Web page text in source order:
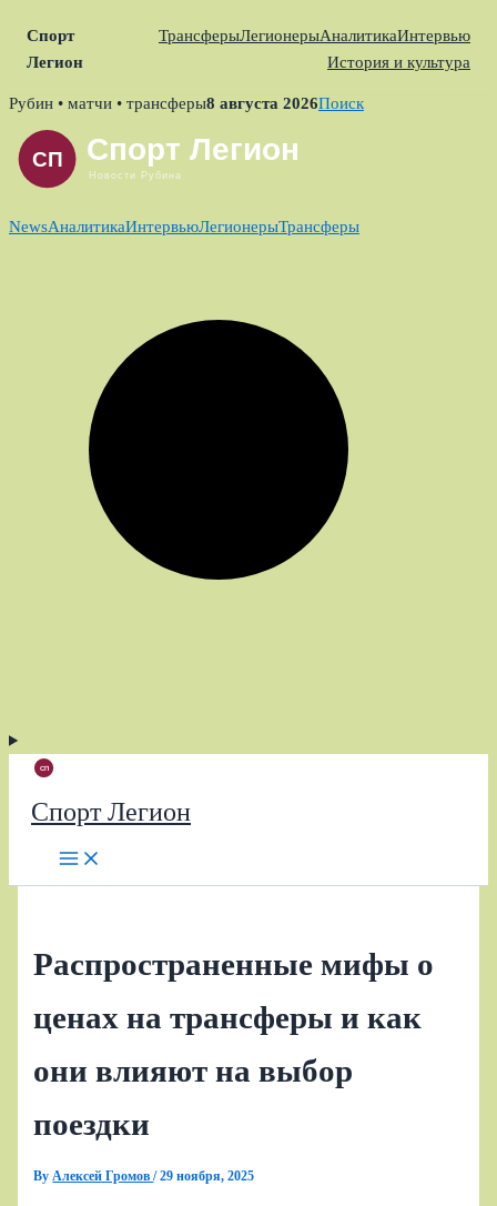
Спорт
Легион
ТрансферыЛегионерыАналитикаИнтервью
История и культура
Skip
content
Рубин • матчи • трансферы8 августа 2026Поиск
NewsАналитикаИнтервьюЛегионерыТрансферы
Спорт Легион
Распространенные мифы о
ценах на трансферы и как
они влияют на выбор
поездки
ByАлексей Громов/29 ноября, 2025